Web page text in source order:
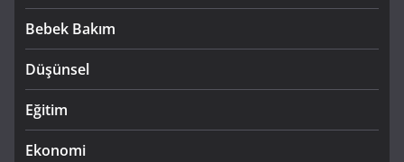
Bebek Bakım
Düşünsel
Eğitim
Ekonomi